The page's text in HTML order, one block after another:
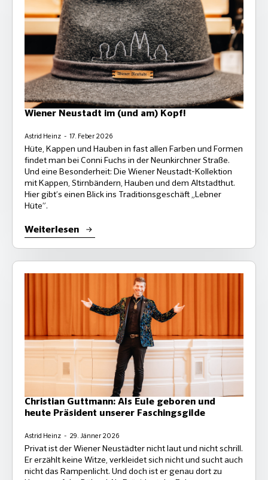
Wiener Neustadt im (und am) Kopf!
Astrid Heinz 17. Feber 2026
Hüte, Kappen und Hauben in fast allen Farben und Formen
findet man bei Conni Fuchs in der Neunkirchner Straße.
Und eine Besonderheit: Die Wiener Neustadt-Kollektion
mit Kappen, Stirnbändern, Hauben und dem Altstadthut.
Hier gibt’s einen Blick ins Traditionsgeschäft „Lebner
Hüte”.
Weiterlesen
Christian Guttmann: Als Eule geboren und
heute Präsident unserer Faschingsgilde
Astrid Heinz 29. Jänner 2026
Privat ist der Wiener Neustädter nicht laut und nicht schrill.
Er erzählt keine Witze, verkleidet sich nicht und sucht auch
nicht das Rampenlicht. Und doch ist er genau dort zu